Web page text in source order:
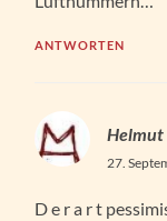
ANTWORTEN
Helmut
27.
D e r a r t